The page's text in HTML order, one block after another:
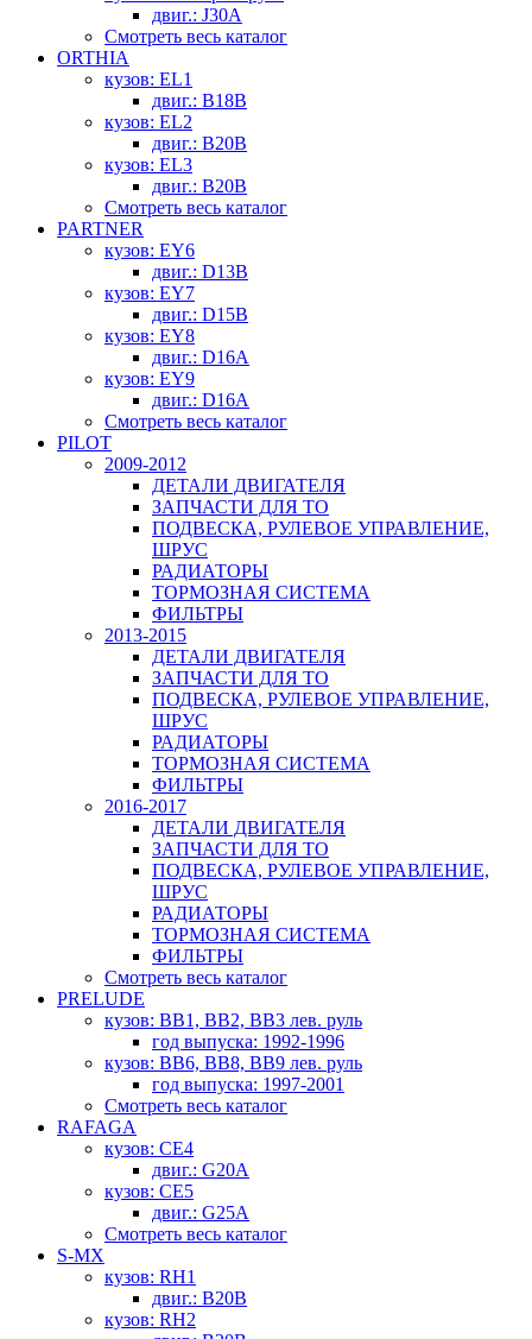
двиг.: J30A
Смотреть весь каталог
ORTHIA
кузов: EL1
двиг.: B18B
кузов: EL2
двиг.: B20B
кузов: EL3
двиг.: B20B
Смотреть весь каталог
PARTNER
кузов: EY6
двиг.: D13B
кузов: EY7
двиг.: D15B
кузов: EY8
двиг.: D16A
кузов: EY9
двиг.: D16A
Смотреть весь каталог
PILOT
2009-2012
ДЕТАЛИ ДВИГАТЕЛЯ
ЗАПЧАСТИ ДЛЯ ТО
ПОДВЕСКА, РУЛЕВОЕ УПРАВЛЕНИЕ,
ШРУС
РАДИАТОРЫ
ТОРМОЗНАЯ СИСТЕМА
ФИЛЬТРЫ
2013-2015
ДЕТАЛИ ДВИГАТЕЛЯ
ЗАПЧАСТИ ДЛЯ ТО
ПОДВЕСКА, РУЛЕВОЕ УПРАВЛЕНИЕ,
ШРУС
РАДИАТОРЫ
ТОРМОЗНАЯ СИСТЕМА
ФИЛЬТРЫ
2016-2017
ДЕТАЛИ ДВИГАТЕЛЯ
ЗАПЧАСТИ ДЛЯ ТО
ПОДВЕСКА, РУЛЕВОЕ УПРАВЛЕНИЕ,
ШРУС
РАДИАТОРЫ
ТОРМОЗНАЯ СИСТЕМА
ФИЛЬТРЫ
Смотреть весь каталог
PRELUDE
кузов: BB1, BB2, BB3 лев. руль
год выпуска: 1992-1996
кузов: BB6, BB8, BB9 лев. руль
год выпуска: 1997-2001
Смотреть весь каталог
RAFAGA
кузов: CE4
двиг.: G20A
кузов: CE5
двиг.: G25A
Смотреть весь каталог
S-MX
кузов: RH1
двиг.: B20B
кузов: RH2